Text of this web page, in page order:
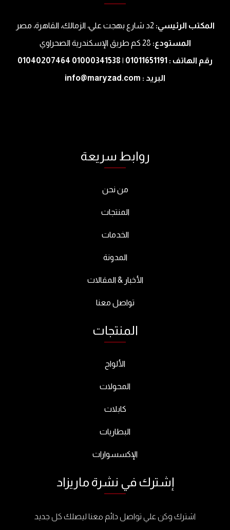
المكتب الرئيسي:
المستودع:
رقم الهاتف : 01011651191 | 01000341538 01040207464
البريد : info@maryzad.com
روابط سريعة
من نحن
المنتجات
الخدمات
المدونة
الأخبار & المقالات
تواصل معنا
المنتجات
الألواح
المحولات
كابلات
البطاريات
الإكسسوارات
إشترك في نشرة ماريزاد
اشترك وكن علي تواصل دائم معنا ليصلك كل جديد